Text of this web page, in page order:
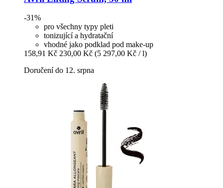
-31%
pro všechny typy pleti
tonizující a hydratační
vhodné jako podklad pod make-up
158,91 Kč 230,00 Kč (5 297,00 Kč / l)
Doručení do 12. srpna